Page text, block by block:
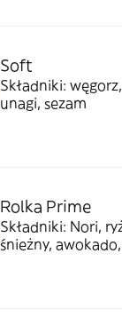
Soft
Składniki:
unagi, sezam
Rolka Prime
Składniki: Nori,
śnieżny,